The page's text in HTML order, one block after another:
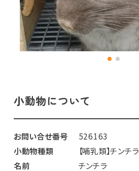
小動物について
お問い合せ番号
526163
小動物種類
【哺乳類】チンチラ
名前
チンチラ